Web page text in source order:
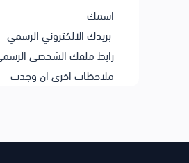
اسمك
بريدك الالكتروني الرسمي
رابط ملفك الشخصى
ملاحظات اخرى ان وجدت